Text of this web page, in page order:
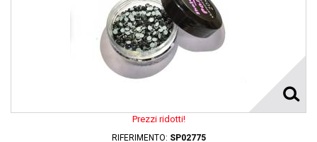
Prezzi ridotti!
RIFERIMENTO: SP02775